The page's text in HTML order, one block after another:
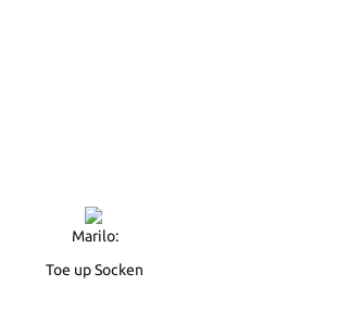
Marilo:
Toe up Socken